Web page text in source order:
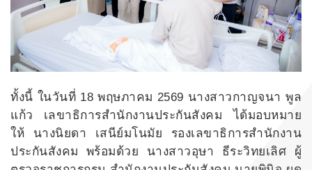
ทั้งนี้ ในวันที่ 18 พฤษภาคม 2569 นางสาวกาญจนา พูล
แก้ว เลขาธิการสำนักงานประกันสังคม ได้มอบหมาย
ให้ นางนิยดา เสนีย์มโนมัย รองเลขาธิการสำนักงาน
ประกันสังคม พร้อมด้วย นางสาวอุษา ธีระวิทยเลิศ ผู้